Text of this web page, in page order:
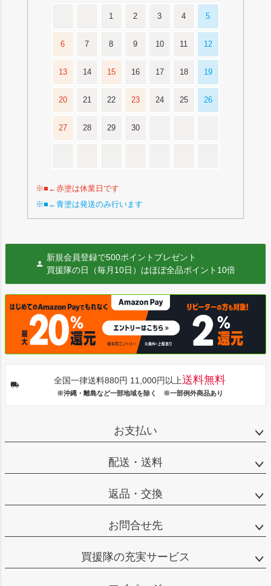
1 2 3 4 5
6 7 8 9 10 11 12
13 14 15 16 17 18 19
20 21 22 23 24 25 26
27 28 29 30
※■←赤塗は休業日です
※■←青塗は発送のみ行います
新規会員登録で500ポイントプレゼント
買援隊の日（毎月10日）はほぼ全品ポイント10倍
全国一律送料880円 11,000円以上送料無料
※沖縄・離島など一部地域を除く ※一部例外商品あり
お支払い
配送・送料
返品・交換
お問合せ先
買援隊の充実サービス